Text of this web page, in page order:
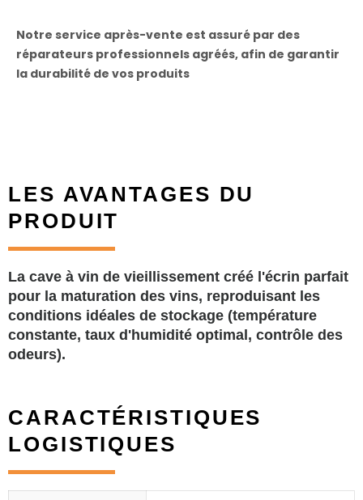
Notre service après-vente est assuré par des
réparateurs professionnels agréés, afin de garantir
la durabilité de vos produits
LES AVANTAGES DU
PRODUIT
La cave à vin de vieillissement créé l'écrin parfait
pour la maturation des vins, reproduisant les
conditions idéales de stockage (température
constante, taux d'humidité optimal, contrôle des
odeurs).
CARACTÉRISTIQUES
LOGISTIQUES